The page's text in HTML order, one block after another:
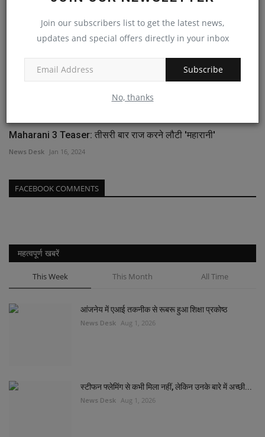
Join our subscribers list to get the latest news,
updates and special offers directly in your inbox
Subscribe
No, thanks
Maharani 3 Teaser: तीसरी बार राज करने लौटी 'महारानी'
News Desk Jan 16, 2024
FACEBOOK COMMENTS
महत्वपूर्ण खबरें
This Week This Month All Time
आंजनेय में एआई तकनीक से रूबरू हुआ शिक्षा प्रकोष्ठ
News Desk Aug 1, 2026
स्टीफन फ्लेमिंग से कभी मिला नहीं, लेकिन उनके बारे में अच्छी...
News Desk Aug 1, 2026